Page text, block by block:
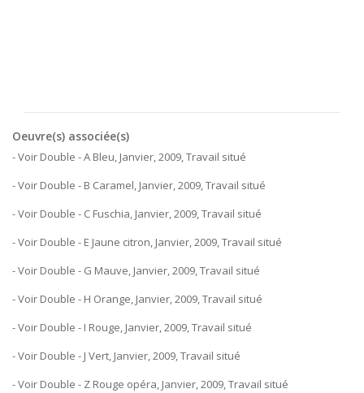
Oeuvre(s) associée(s)
- Voir Double - A Bleu, Janvier, 2009, Travail situé
- Voir Double - B Caramel, Janvier, 2009, Travail situé
- Voir Double - C Fuschia, Janvier, 2009, Travail situé
- Voir Double - E Jaune citron, Janvier, 2009, Travail situé
- Voir Double - G Mauve, Janvier, 2009, Travail situé
- Voir Double - H Orange, Janvier, 2009, Travail situé
- Voir Double - I Rouge, Janvier, 2009, Travail situé
- Voir Double - J Vert, Janvier, 2009, Travail situé
- Voir Double - Z Rouge opéra, Janvier, 2009, Travail situé